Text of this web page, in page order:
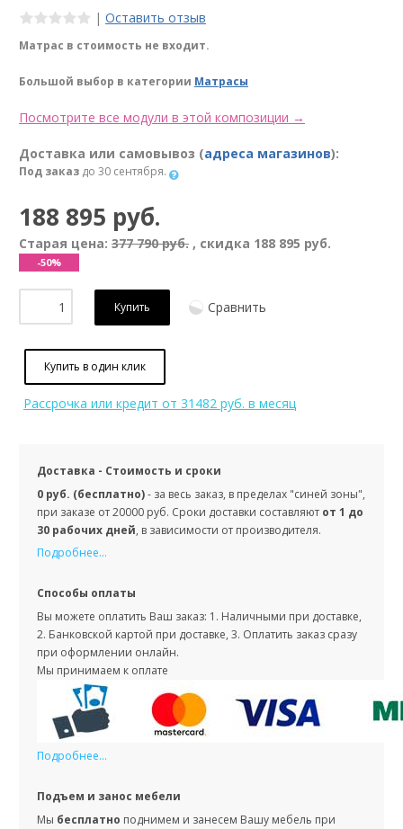
| Оставить отзыв
Матрас в стоимость не входит.
Большой выбор в категории Матрасы
Посмотрите все модули в этой композиции →
Доставка или самовывоз (адреса магазинов):
Под заказ до 30 сентября.
188 895 руб.
Старая цена: 377 790 руб. , скидка 188 895 руб.
-50%
Купить Сравнить
Купить в один клик
Рассрочка или кредит от 31482 руб. в месяц
Доставка - Стоимость и сроки
0 руб. (бесплатно)- за весь заказ, в пределах "синей зоны",
при заказе от 20000 руб. Сроки доставки составляют от 1 до
30 рабочих дней, в зависимости от производителя.
Подробнее...
Способы оплаты
Вы можете оплатить Ваш заказ: 1. Наличными при доставке,
2. Банковской картой при доставке, 3. Оплатить заказ сразу
при оформлении онлайн.
Мы принимаем к оплате
Подробнее...
Подъем и занос мебели
Мы бесплатно поднимем и занесем Вашу мебель при